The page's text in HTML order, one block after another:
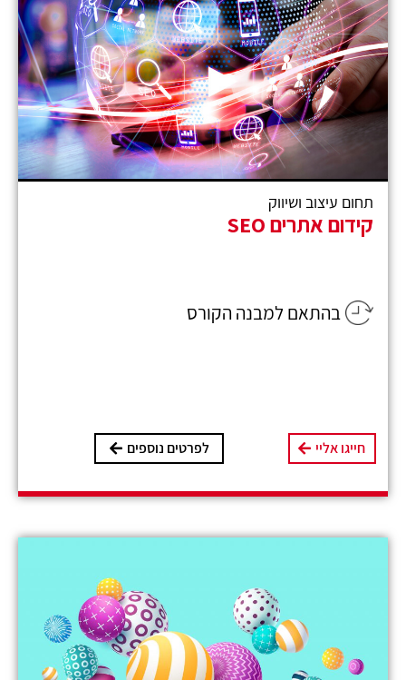
תחום עיצוב ושיווק
קידום אתרים SEO
בהתאם למבנה הקורס
חייגו אליי לפרטים נוספים